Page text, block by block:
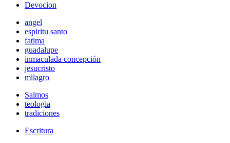
Devocion
angel
espiritu santo
fatima
guadalupe
inmaculada concepción
jesucristo
milagro
Salmos
teologia
tradiciones
Escritura